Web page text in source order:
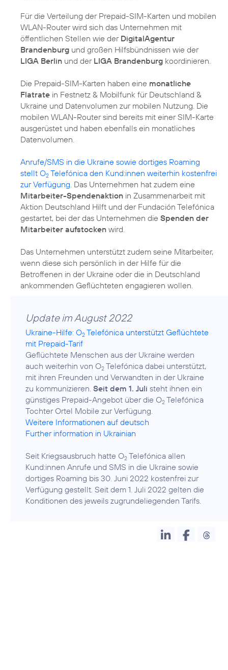
Für die Verteilung der Prepaid-SIM-Karten und mobilen
WLAN-Router wird sich das Unternehmen mit
öffentlichen Stellen wie der DigitalAgentur
Brandenburg und großen Hilfsbündnissen wie der
LIGA Berlin und der LIGA Brandenburg koordinieren.
Die Prepaid-SIM-Karten haben eine monatliche
Flatrate in Festnetz & Mobilfunk für Deutschland &
Ukraine und Datenvolumen zur mobilen Nutzung. Die
mobilen WLAN-Router sind bereits mit einer SIM-Karte
ausgerüstet und haben ebenfalls ein monatliches
Datenvolumen.
Anrufe/SMS in die Ukraine sowie dortiges Roaming
stellt O2 Telefónica den Kund:innen weiterhin kostenfrei
zur Verfügung. Das Unternehmen hat zudem eine
Mitarbeiter-Spendenaktion in Zusammenarbeit mit
Aktion Deutschland Hilft und der Fundación Telefónica
gestartet, bei der das Unternehmen die Spenden der
Mitarbeiter aufstocken wird.
Das Unternehmen unterstützt zudem seine Mitarbeiter,
wenn diese sich persönlich in der Hilfe für die
Betroffenen in der Ukraine oder die in Deutschland
ankommenden Geflüchteten engagieren wollen.
Update im August 2022
Ukraine-Hilfe: O2 Telefónica unterstützt Geflüchtete
mit Prepaid-Tarif
Geflüchtete Menschen aus der Ukraine werden
auch weiterhin von O2 Telefónica dabei unterstützt,
mit ihren Freunden und Verwandten in der Ukraine
zu kommunizieren. Seit dem 1. Juli steht ihnen ein
günstiges Prepaid-Angebot über die O2 Telefónica
Weitere Informationen auf deutsch
Further information in Ukrainian
Seit Kriegsausbruch hatte O2 Telefónica allen
Kund:innen Anrufe und SMS in die Ukraine sowie
dortiges Roaming bis 30. Juni 2022 kostenfrei zur
Verfügung gestellt. Seit dem 1. Juli 2022 gelten die
Konditionen des jeweils zugrundeliegenden Tarifs.